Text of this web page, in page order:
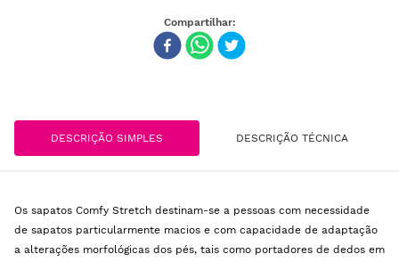
DESCRIÇÃO SIMPLES DESCRIÇÃO TÉCNICA
Os sapatos Comfy Stretch destinam-se a pessoas com necessidade
de sapatos particularmente macios e com capacidade de adaptação
a alterações morfológicas dos pés, tais como portadores de dedos em